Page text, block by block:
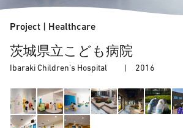
Project | Healthcare
茨城県立こども病院
Ibaraki Children’s Hospital | 2016